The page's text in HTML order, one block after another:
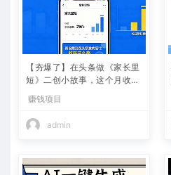
【夯爆了】在头条做《家长里
短》二创小故事，这个月收益
2w+
赚钱项目
admin